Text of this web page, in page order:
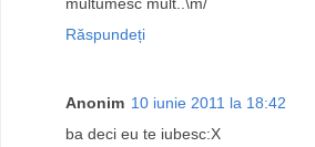
multumesc mult..\m/
Răspundeți
Anonim 10 iunie 2011 la 18:42
ba deci eu te iubesc:X